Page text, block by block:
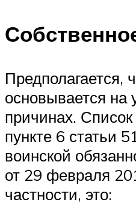
Предполагается,
основывается на
причинах.
пункте 6 статьи
воинской
от 29 февраля
частности, это: